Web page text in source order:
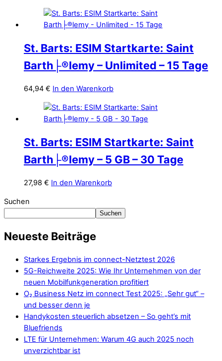
St. Barts: ESIM Startkarte: Saint
Barth├®lemy – Unlimited – 15 Tage
64,94 € In den Warenkorb
St. Barts: ESIM Startkarte: Saint
Barth├®lemy – 5 GB – 30 Tage
27,98 € In den Warenkorb
Suchen
Suchen
Neueste Beiträge
Starkes Ergebnis im connect-Netztest 2026
5G-Reichweite 2025: Wie Ihr Unternehmen von der
neuen Mobilfunkgeneration profitiert
O₂ Business Netz im connect Test 2025: „Sehr gut“ –
und besser denn je
Handykosten steuerlich absetzen – So geht’s mit
Bluefriends
LTE für Unternehmen: Warum 4G auch 2025 noch
unverzichtbar ist